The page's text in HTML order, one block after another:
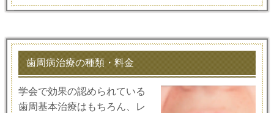
歯周病治療の種類・料金
学会で効果の認められている
歯周基本治療はもちろん、レ